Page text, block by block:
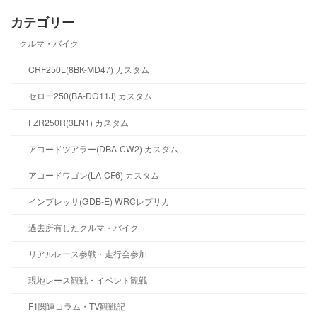
カテゴリー
クルマ・バイク
CRF250L(8BK-MD47) カスタム
セロー250(BA-DG11J) カスタム
FZR250R(3LN1) カスタム
アコードツアラー(DBA-CW2) カスタム
アコードワゴン(LA-CF6) カスタム
インプレッサ(GDB-E) WRCレプリカ
過去所有したクルマ・バイク
リアルレース参戦・走行会参加
現地レース観戦・イベント観戦
F1関連コラム・TV観戦記